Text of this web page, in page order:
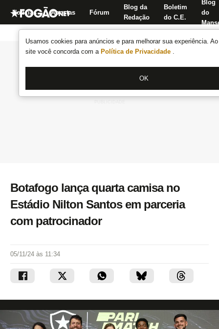
Usamos cookies para anúncios e para melhorar sua experiência.
site você concorda com a Política de Privacidade .
OK
Notícias Apostas Fórum
Blog da
Redação
Boletim
do C.E.
Blog
do
Botafogo lança quarta camisa no
Estádio Nilton Santos em parceria
com patrocinador
05/11/24 às 11:34